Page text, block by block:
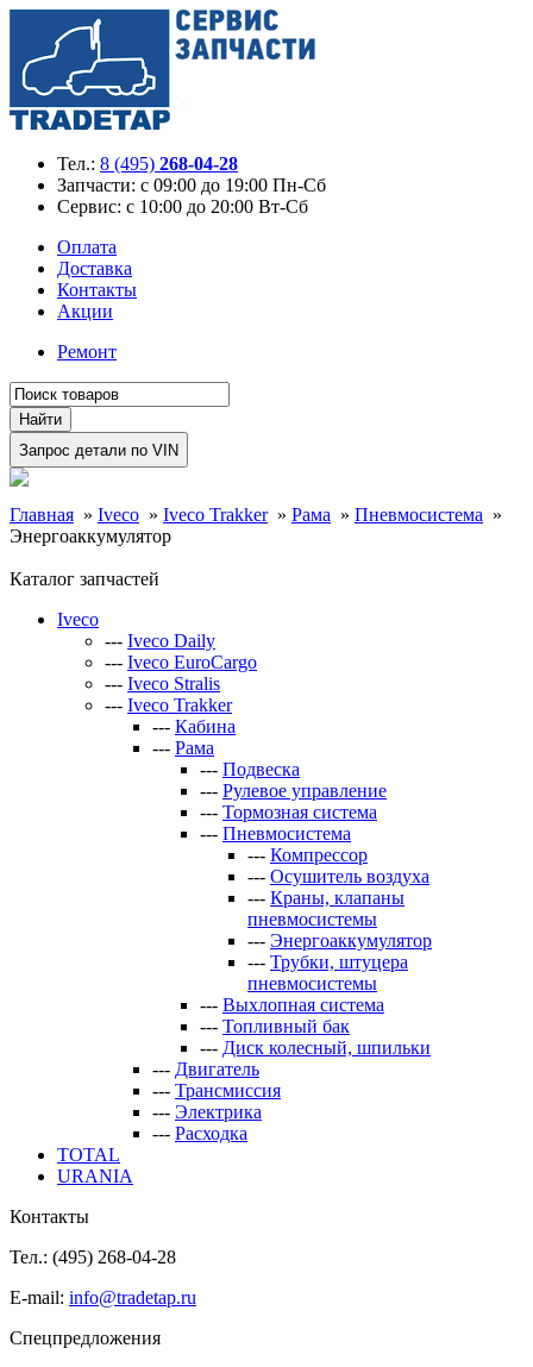
Тел.: 8 (495) 268-04-28
Запчасти: с 09:00 до 19:00 Пн-Сб
Сервис: с 10:00 до 20:00 Вт-Сб
Оплата
Доставка
Контакты
Акции
Ремонт
Главная » Iveco » Iveco Trakker » Рама » Пневмосистема »
Энергоаккумулятор
Каталог запчастей
Iveco
--- Iveco Daily
--- Iveco EuroCargo
--- Iveco Stralis
--- Iveco Trakker
--- Кабина
--- Рама
--- Подвеска
--- Рулевое управление
--- Тормозная система
--- Пневмосистема
--- Компрессор
--- Осушитель воздуха
--- Краны, клапаны
пневмосистемы
--- Энергоаккумулятор
--- Трубки, штуцера
пневмосистемы
--- Выхлопная система
--- Топливный бак
--- Диск колесный, шпильки
--- Двигатель
--- Трансмиссия
--- Электрика
--- Расходка
TOTAL
URANIA
Контакты
Тел.: (495) 268-04-28
E-mail: info@tradetap.ru
Спецпредложения